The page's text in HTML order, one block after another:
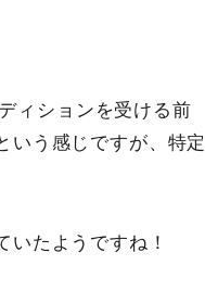
ィションを受ける前
いう感じですが、特定
いたようですね！